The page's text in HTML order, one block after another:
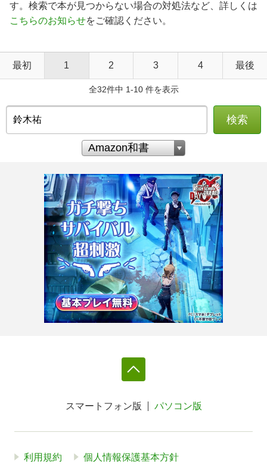
す。検索で本が見つからない場合の対処法など、詳しくは
こちらのお知らせをご確認ください。
最初 1 2 3 4 最後
全32件中 1-10 件を表示
検索
スマートフォン版 パソコン版
利用規約 個人情報保護基本方針